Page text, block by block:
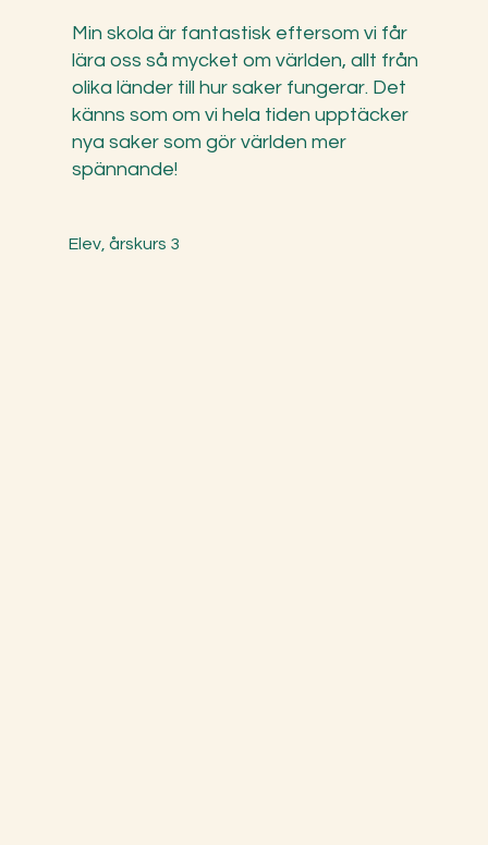
Min skola är fantastisk eftersom vi får
lära oss så mycket om världen, allt från
olika länder till hur saker fungerar. Det
känns som om vi hela tiden upptäcker
nya saker som gör världen mer
spännande!
Elev, årskurs 3